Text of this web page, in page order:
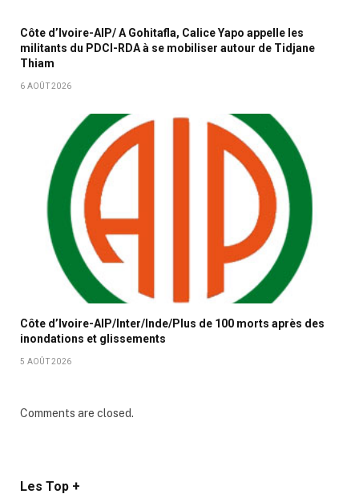
Côte d’Ivoire-AIP/ A Gohitafla, Calice Yapo appelle les
militants du PDCI-RDA à se mobiliser autour de Tidjane
Thiam
6 AOÛT 2026
Côte d’Ivoire-AIP/Inter/Inde/Plus de 100 morts après des
inondations et glissements
5 AOÛT 2026
Comments are closed.
Les Top +